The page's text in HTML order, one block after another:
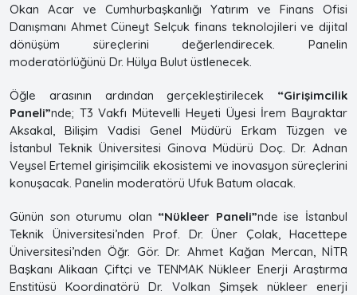
Okan Acar ve Cumhurbaşkanlığı Yatırım ve Finans Ofisi
Danışmanı Ahmet Cüneyt Selçuk finans teknolojileri ve dijital
dönüşüm süreçlerini değerlendirecek. Panelin
moderatörlüğünü Dr. Hülya Bulut üstlenecek.
Öğle arasının ardından gerçekleştirilecek “Girişimcilik
Paneli”nde; T3 Vakfı Mütevelli Heyeti Üyesi İrem Bayraktar
Aksakal, Bilişim Vadisi Genel Müdürü Erkam Tüzgen ve
İstanbul Teknik Üniversitesi Ginova Müdürü Doç. Dr. Adnan
Veysel Ertemel girişimcilik ekosistemi ve inovasyon süreçlerini
konuşacak. Panelin moderatörü Ufuk Batum olacak.
Günün son oturumu olan “Nükleer Paneli”nde ise İstanbul
Teknik Üniversitesi’nden Prof. Dr. Üner Çolak, Hacettepe
Üniversitesi’nden Öğr. Gör. Dr. Ahmet Kağan Mercan, NİTR
Başkanı Alikaan Çiftçi ve TENMAK Nükleer Enerji Araştırma
Enstitüsü Koordinatörü Dr. Volkan Şimşek nükleer enerji